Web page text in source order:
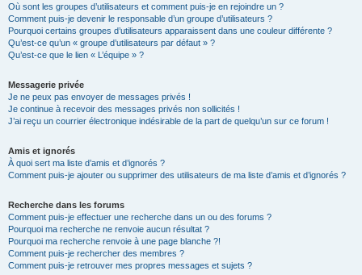
Où sont les groupes d’utilisateurs et comment puis-je en rejoindre un ?
Comment puis-je devenir le responsable d’un groupe d’utilisateurs ?
Pourquoi certains groupes d’utilisateurs apparaissent dans une couleur différente ?
Qu’est-ce qu’un « groupe d’utilisateurs par défaut » ?
Qu’est-ce que le lien « L’équipe » ?
Messagerie privée
Je ne peux pas envoyer de messages privés !
Je continue à recevoir des messages privés non sollicités !
J’ai reçu un courrier électronique indésirable de la part de quelqu’un sur ce forum !
Amis et ignorés
À quoi sert ma liste d’amis et d’ignorés ?
Comment puis-je ajouter ou supprimer des utilisateurs de ma liste d’amis et d’ignorés ?
Recherche dans les forums
Comment puis-je effectuer une recherche dans un ou des forums ?
Pourquoi ma recherche ne renvoie aucun résultat ?
Pourquoi ma recherche renvoie à une page blanche ?!
Comment puis-je rechercher des membres ?
Comment puis-je retrouver mes propres messages et sujets ?